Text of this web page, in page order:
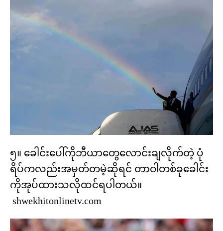
၅။ ခေါင်းပေါ်ကိုဘီယာတွေလောင်းချလိုက်တဲ့ ပုံ
ရိပ်ကလည်းအမှတ်တမဲ့ဆိုရင် တာဝါတစ်ခုခေါင်း
ကိုအုပ်ထားသလိုထင်ရပါတယ်။
shwekhitonlinetv.com